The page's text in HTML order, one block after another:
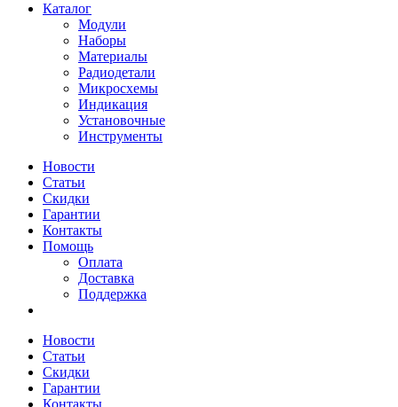
Каталог
Модули
Наборы
Материалы
Радиодетали
Микросхемы
Индикация
Установочные
Инструменты
Новости
Статьи
Скидки
Гарантии
Контакты
Помощь
Оплата
Доставка
Поддержка
Новости
Статьи
Скидки
Гарантии
Контакты